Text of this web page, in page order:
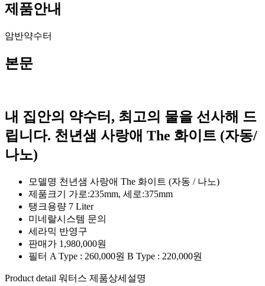
제 품안내
암반약수터
본문
내 집안의 약수터, 최고의 물을 선사해 드
립니다. 천년샘 사랑애 The 화이트 (자동/
나노)
모델명 천년샘 사랑애 The 화이트 (자동 / 나노)
제품크기
가로:235mm, 세로:375mm
탱크용량 7 Liter
미네랄시스템 문의
세라믹 반영구
판매가 1,980,000원
필터 A Type : 260,000원 B Type : 220,000원
Product detail 워터스 제품상세설명